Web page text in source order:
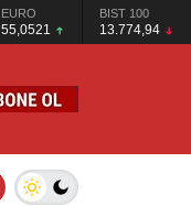
EURO
55,0521
BIST 100
13.774,94